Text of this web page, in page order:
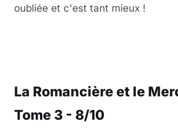
oubliée et c'est tant mieux !
La Romancière et le
Tome 3 - 8/10